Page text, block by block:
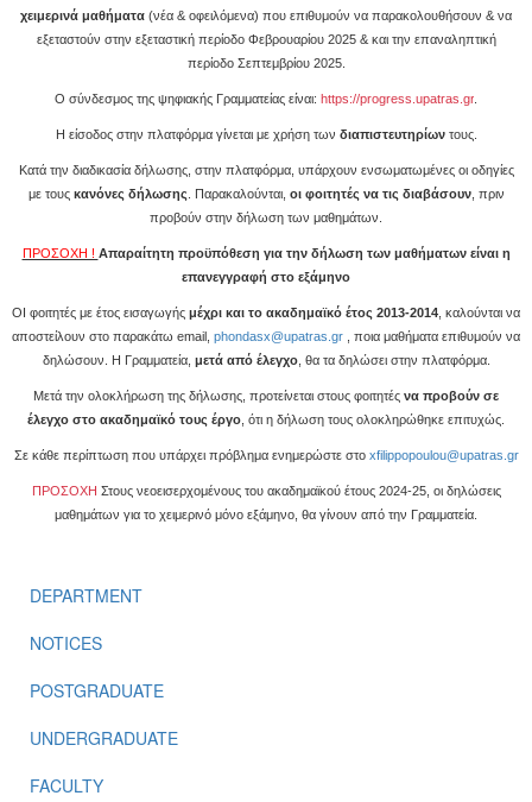
χειμερινά μαθήματα (νέα & οφειλόμενα) που επιθυμούν να παρακολουθήσουν & να
εξεταστούν στην εξεταστική περίοδο Φεβρουαρίου 2025 & και την επαναληπτική
περίοδο Σεπτεμβρίου 2025.
Ο σύνδεσμος της ψηφιακής Γραμματείας είναι: https://progress.upatras.gr
Η είσοδος στην πλατφόρμα γίνεται με χρήση των διαπιστευτηρίωντους.
Κατά την διαδικασία δήλωσης, στην πλατφόρμα, υπάρχουν ενσωματωμένες οι οδηγίες
με τους κανόνες δήλωσης . Παρακαλούνται, οι φοιτητές να τις διαβάσουν, πριν
προβούν στην δήλωση των μαθημάτων.
ΠΡΟΣΟΧΗ ! Απαραίτητη προϋπόθεση για την δήλωση των μαθήματων είναι η
επανεγγραφή στο εξάμηνο
ΟΙ φοιτητές με έτος εισαγωγής μέχρι και το ακαδημαϊκό έτος 2013-2014 , καλούνται να
αποστείλουν στο παρακάτω email, phondasx@upatras.gr
, ποια μαθήματα επιθυμούν να
δηλώσουν. Η Γραμματεία, μετά από έλεγχο, θα τα δηλώσει στην πλατφόρμα.
Μετά την ολοκλήρωση της δήλωσης, προτείνεται στους φοιτητές να προβούν σε
έλεγχο στο ακαδημαϊκό τους έργο , ότι η δήλωση τους ολοκληρώθηκε επιτυχώς.
Σε κάθε περίπτωση που υπάρχει πρόβλημα ενημερώστε στο xfilippopoulou@upatras.gr
ΠΡΟΣΟΧΗ Στους νεοεισερχομένους του ακαδημαϊκού έτους 2024-25, οι δηλώσεις
μαθημάτων για το χειμερινό μόνο εξάμηνο, θα γίνουν από την Γραμματεία.
DEPARTMENT
NOTICES
POSTGRADUATE
UNDERGRADUATE
FACULTY